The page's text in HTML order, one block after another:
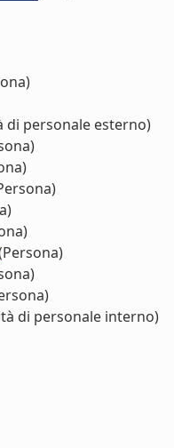
di personale esterno)
di personale interno)